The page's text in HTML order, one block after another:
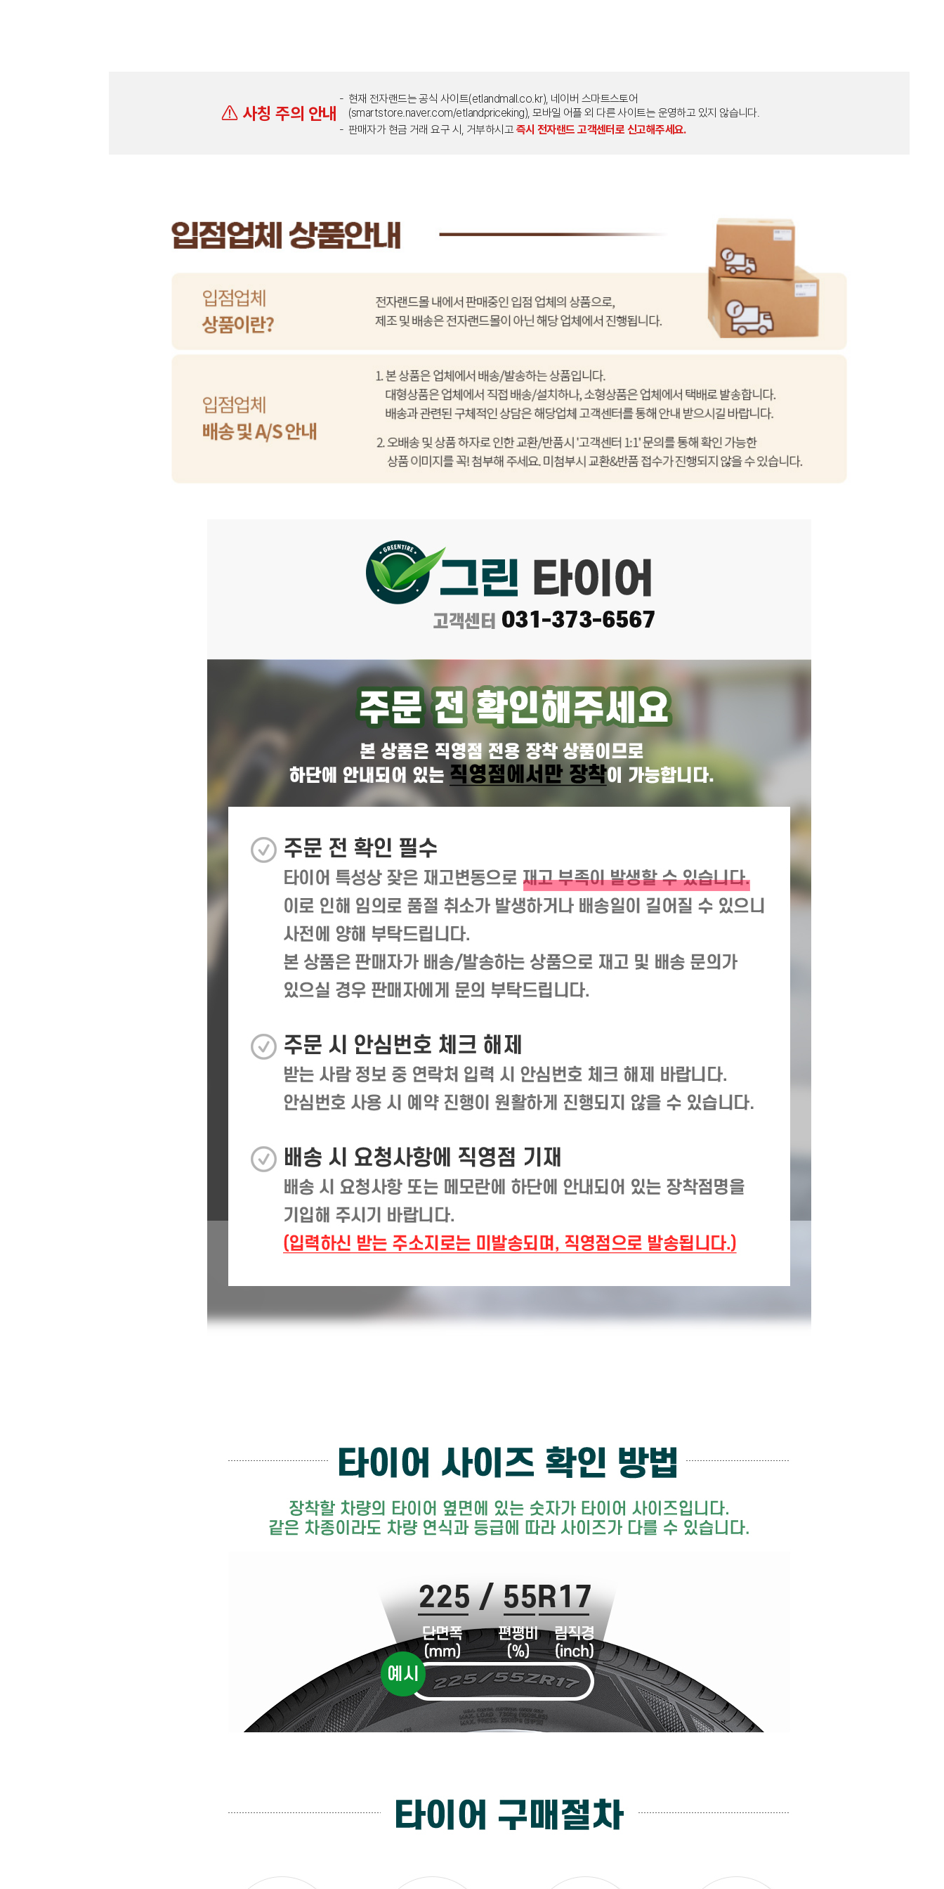
사칭 주의 안내
현재 전자랜드는 공식 사이트(etlandmall.co.kr), 네이버 스마트스토어
(smartstore.naver.com/etlandpriceking), 모바일 어플 외 다른 사이트는 운영하고 있지 않습니다.
판매자가 현금 거래 요구 시, 거부하시고 즉시 전자랜드 고객센터로 신고해주세요.